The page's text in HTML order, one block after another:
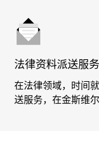
法律资料派送服务
在法律领域，时间
送服务，在金斯维